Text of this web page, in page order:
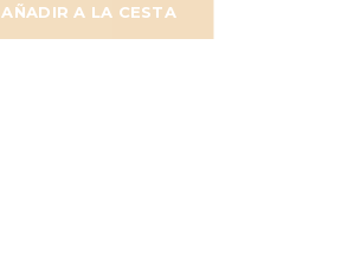
AÑADIR A LA CESTA